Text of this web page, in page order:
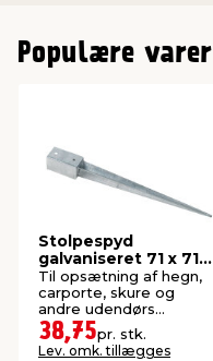
Populære varer
Stolpespyd
galvaniseret 71 x 71 x
750 mm
Til opsætning af hegn,
carporte, skure og
andre udendørs
konstruktioner.
38,75pr. stk.
Lev. omk. tillægges